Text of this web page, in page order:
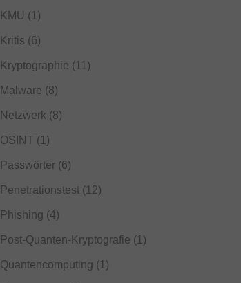
KMU (1)
Kritis (6)
Kryptographie (11)
Malware (8)
Netzwerk (8)
OSINT (1)
Passwörter(6)
Penetrationstest(12)
Phishing (4)
Post-Quanten-Kryptografie (1)
Quantencomputing (1)